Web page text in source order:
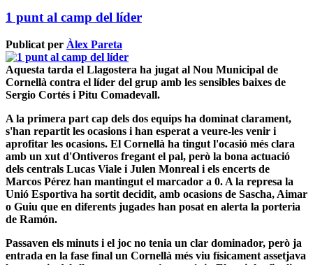
1 punt al camp del líder
Publicat per Àlex Pareta
Aquesta tarda el Llagostera ha jugat al Nou Municipal de
Cornellà contra el líder del grup amb les sensibles baixes de
Sergio Cortés i Pitu Comadevall.
A la primera part cap dels dos equips ha dominat clarament,
s'han repartit les ocasions i han esperat a veure-les venir i
aprofitar les ocasions. El Cornellà ha tingut l'ocasió més clara
amb un xut d'Ontiveros fregant el pal, però la bona actuació
dels centrals Lucas Viale i Julen Monreal i els encerts de
Marcos Pérez han mantingut el marcador a 0. A la represa la
Unió Esportiva ha sortit decidit, amb ocasions de Sascha, Aimar
o Guiu que en diferents jugades han posat en alerta la porteria
de Ramón.
Passaven els minuts i el joc no tenia un clar dominador, però ja
entrada en la fase final un Cornellà més viu físicament assetjava